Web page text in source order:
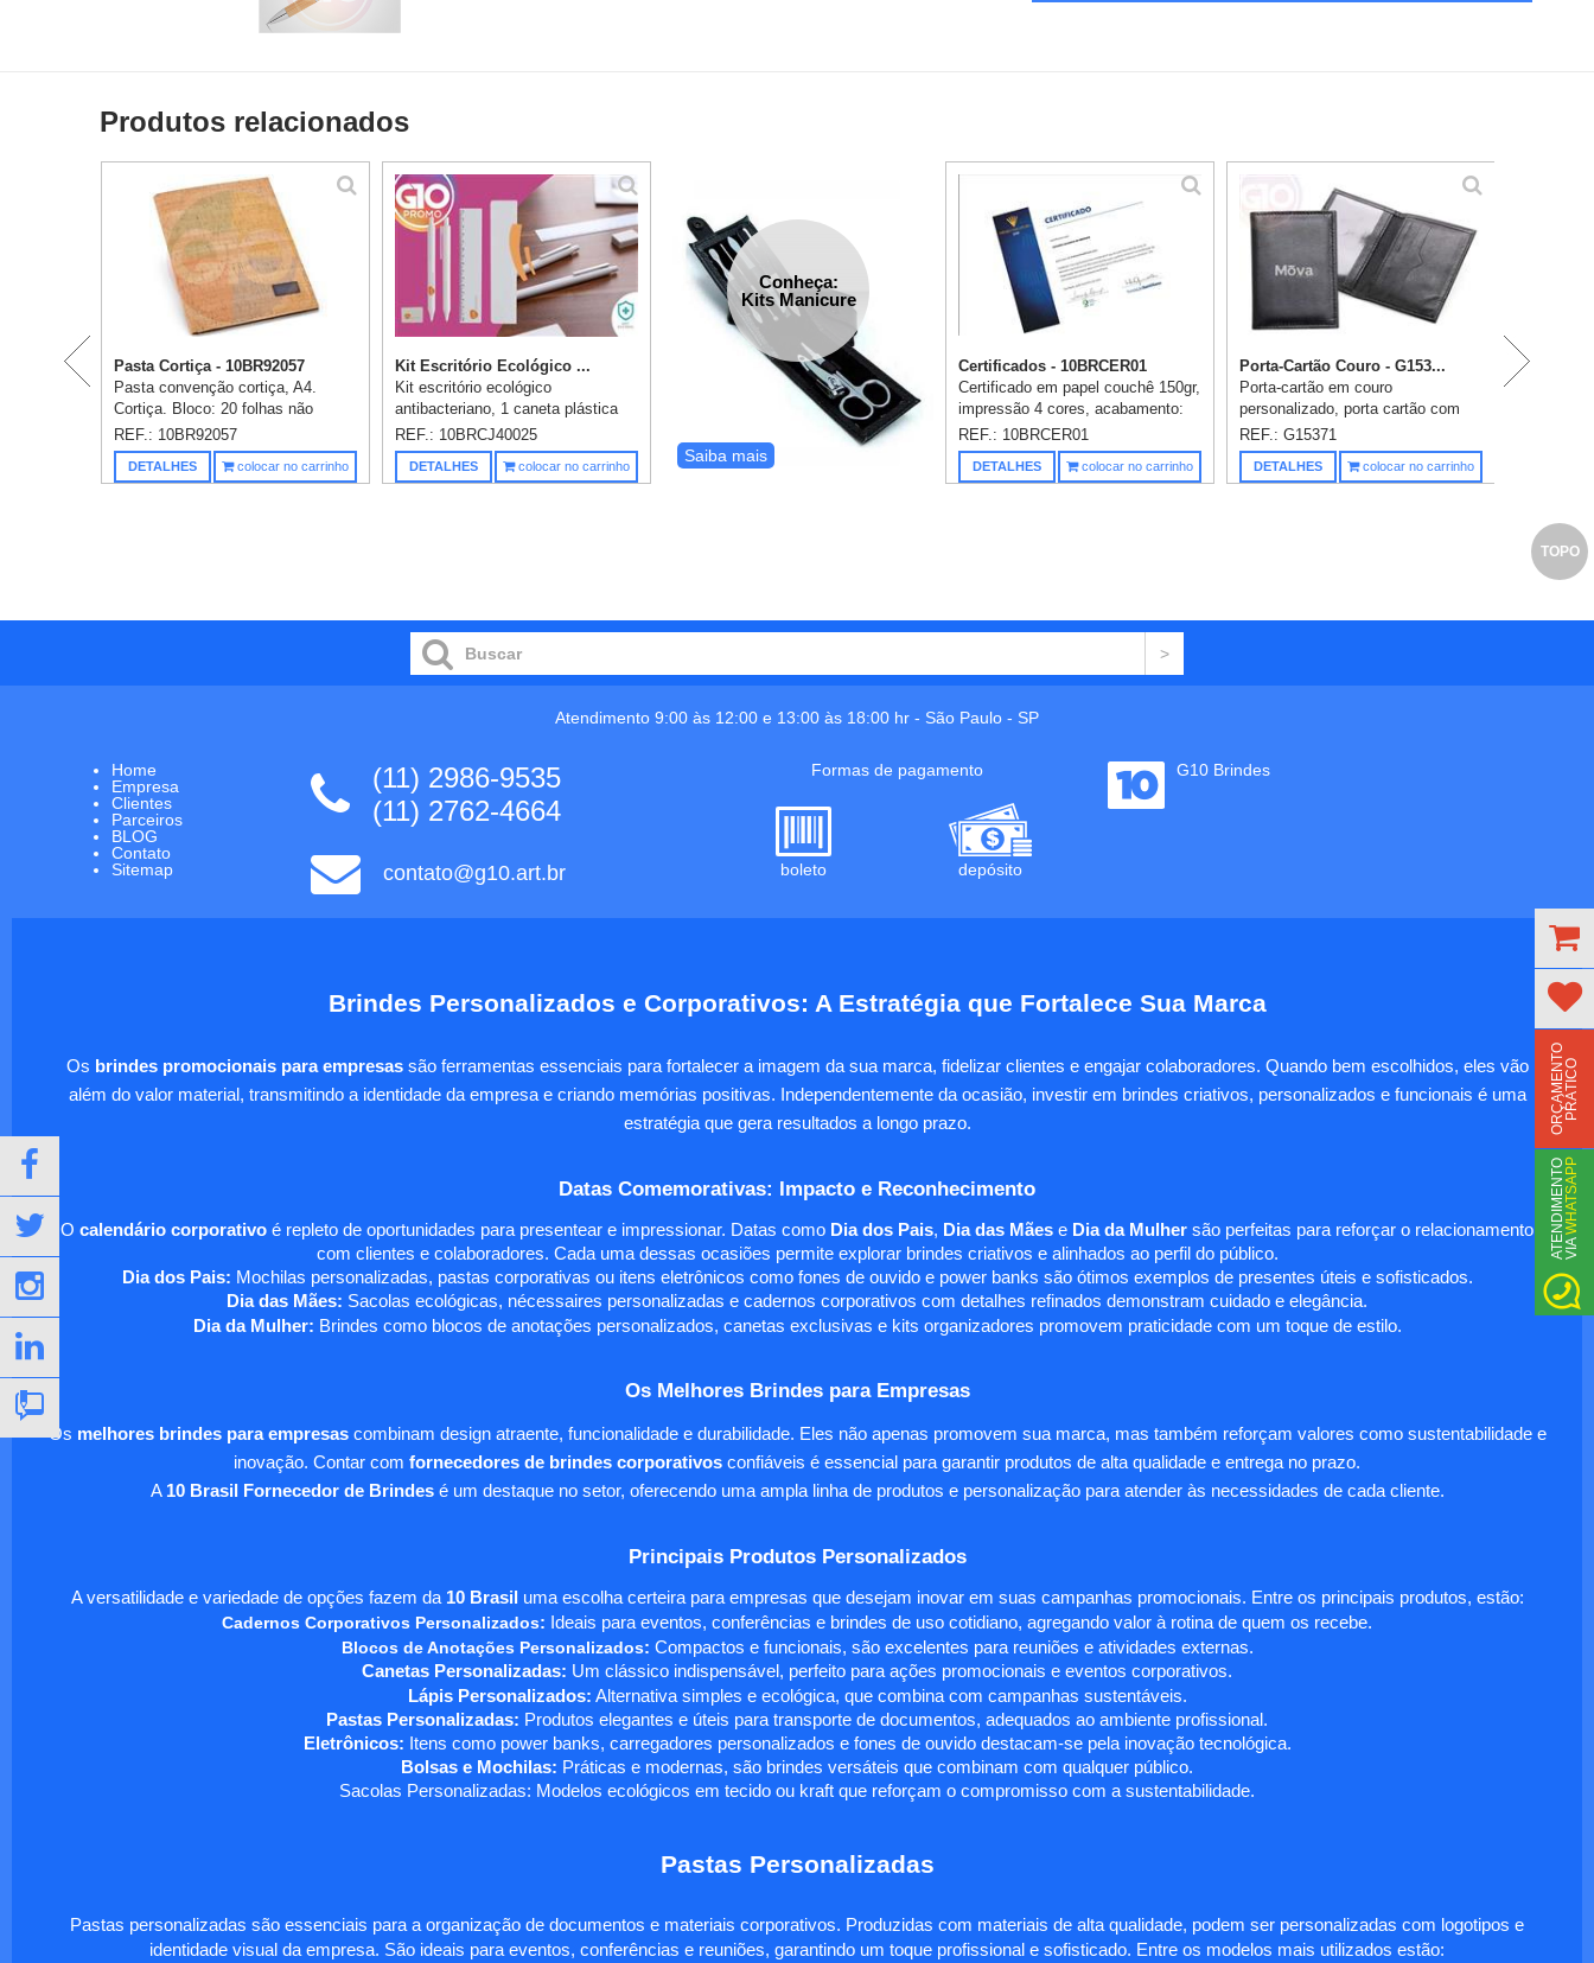
Produtos relacionados
Pasta Cortiça - 10BR92057
Pasta convenção cortiça, A4.
Cortiça. Bloco: 20 folhas não
pautadas cor marfim. Fornecido
em embalagem de non-woven.
Esferográfica não inclusa. 230 x
REF.: 10BR92057
DETALHES colocar no carrinho
Kit Escritório Ecológico ...
Kit escritório ecológico
antibacteriano, 1 caneta plástica
retrátil, 1 lapiseira plástica retrátil,
1 régua plástica 15cm, 1 borracha.
Personalização em 1 ...
REF.: 10BRCJ40025
DETALHES colocar no carrinho
Conheça:
Kits Manicure
Saiba mais
Certificados - 10BRCER01
Certificado em papel couchê 150gr,
impressão 4 cores, acabamento:
refile, medidas: 21x29,7cm.
REF.: 10BRCER01
DETALHES colocar no carrinho
Porta-Cartão Couro - G153...
Porta-cartão em couro
personalizado, porta cartão com
três divisórias para cartões e
documentos, além de um bolso
adicional com visor em plástico
REF.: G15371
DETALHES colocar no carrinho
TOPO
Atendimento 9:00 às 12:00 e 13:00 às 18:00 hr - São Paulo - SP
Home
Empresa
Clientes
Parceiros
BLOG
Contato
Sitemap
(11) 2986-9535
(11) 2762-4664
contato@g10.art.br
Formas de pagamento
boleto depósito
G10 Brindes
Brindes Personalizados e Corporativos: A Estratégia que Fortalece Sua Marca
Os brindes promocionais para empresassão ferramentas essenciais para fortalecer a imagem da sua marca, fidelizar clientes e engajar colaboradores. Quando bem escolhidos, eles vão
além do valor material, transmitindo a identidade da empresa e criando memórias positivas. Independentemente da ocasião, investir em brindes criativos, personalizados e funcionais é uma
estratégia que gera resultados a longo prazo.
Datas Comemorativas: Impacto e Reconhecimento
O calendário corporativo é repleto de oportunidades para presentear e impressionar. Datas como Dia dos Pais, Dia das Mães e Dia da Mulher são perfeitas para reforçar o relacionamento
com clientes e colaboradores. Cada uma dessas ocasiões permite explorar brindes criativos e alinhados ao perfil do público.
Dia dos Pais: Mochilas personalizadas, pastas corporativas ou itens eletrônicos como fones de ouvido e power banks são ótimos exemplos de presentes úteis e sofisticados.
Dia das Mães: Sacolas ecológicas, nécessaires personalizadas e cadernos corporativos com detalhes refinados demonstram cuidado e elegância.
Dia da Mulher: Brindes como blocos de anotações personalizados, canetas exclusivas e kits organizadores promovem praticidade com um toque de estilo.
Os Melhores Brindes para Empresas
Os melhores brindes para empresascombinam design atraente, funcionalidade e durabilidade. Eles não apenas promovem sua marca, mas também reforçam valores como sustentabilidade e
inovação. Contar com fornecedores de brindes corporativos confiáveis é essencial para garantir produtos de alta qualidade e entrega no prazo.
A 10 Brasil Fornecedor de Brindesé um destaque no setor, oferecendo uma ampla linha de produtos e personalização para atender às necessidades de cada cliente.
Principais Produtos Personalizados
A versatilidade e variedade de opções fazem da 10 Brasil uma escolha certeira para empresas que desejam inovar em suas campanhas promocionais. Entre os principais produtos, estão:
Cadernos Corporativos Personalizados: Ideais para eventos, conferências e brindes de uso cotidiano, agregando valor à rotina de quem os recebe.
Blocos de Anotações Personalizados: Compactos e funcionais, são excelentes para reuniões e atividades externas.
Canetas Personalizadas: Um clássico indispensável, perfeito para ações promocionais e eventos corporativos.
Lápis Personalizados: Alternativa simples e ecológica, que combina com campanhas sustentáveis.
Pastas Personalizadas: Produtos elegantes e úteis para transporte de documentos, adequados ao ambiente profissional.
Eletrônicos: Itens como power banks, carregadores personalizados e fones de ouvido destacam-se pela inovação tecnológica.
Bolsas e Mochilas: Práticas e modernas, são brindes versáteis que combinam com qualquer público.
Sacolas Personalizadas: Modelos ecológicos em tecido ou kraft que reforçam o compromisso com a sustentabilidade.
Pastas Personalizadas
Pastas personalizadas são essenciais para a organização de documentos e materiais corporativos. Produzidas com materiais de alta qualidade, podem ser personalizadas com logotipos e
identidade visual da empresa. São ideais para eventos, conferências e reuniões, garantindo um toque profissional e sofisticado. Entre os modelos mais utilizados estão:
O
R
Ç
A
M
E
N
T
O
P
R
Á
T
I
CO
A
TE
N
D
I
M
E
N
T
O
V
I
AWHATSAPP